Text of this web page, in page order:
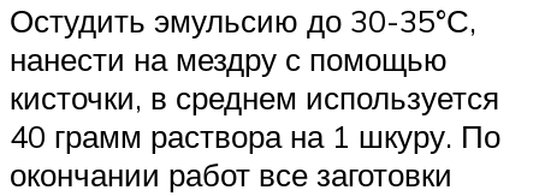
Остудить эмульсию до 30-35°С,
нанести на мездру с помощью
кисточки, в среднем используется
40 грамм раствора на 1 шкуру. По
окончании работ все заготовки